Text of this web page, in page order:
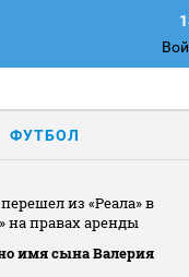
ФУТБОЛ
из «Реала» в
на правах аренды
имя сына Валерия